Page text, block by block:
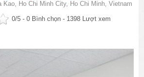
Kao, Ho Chi Minh City, Ho Chi Minh, Vietnam
0/5 -0 Bình chọn - 1398 Lượt xem